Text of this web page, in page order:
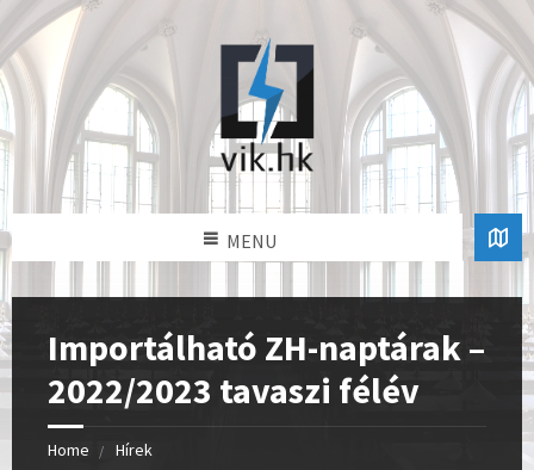
MENU
Importálható ZH-naptárak –
2022/2023 tavaszi félév
Home Hírek